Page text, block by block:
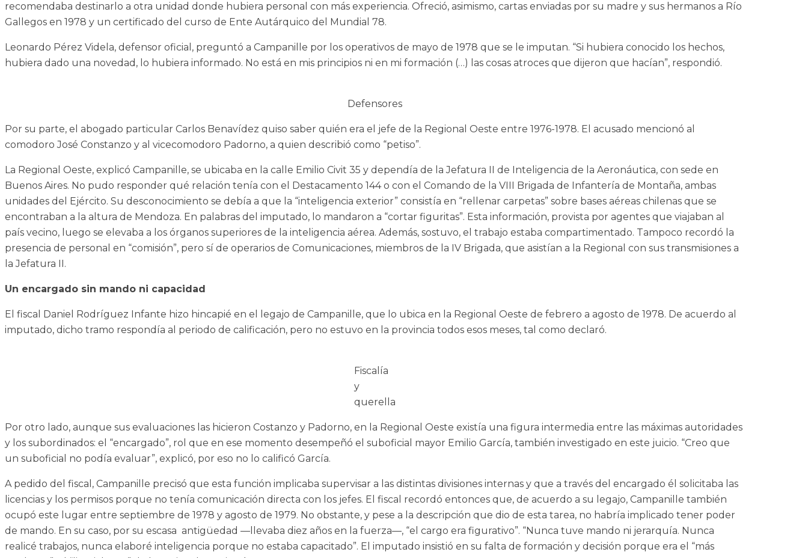
recomendaba destinarlo a otra unidad donde hubiera personal con más experiencia. Ofreció, asimismo, cartas enviadas por su madre y sus hermanos a Río
Gallegos en 1978 y un certificado del curso de Ente Autárquico del Mundial 78.
Leonardo Pérez Videla, defensor oficial, preguntó a Campanille por los operativos de mayo de 1978 que se le imputan. “Si hubiera conocido los hechos,
hubiera dado una novedad, lo hubiera informado. No está en mis principios ni en mi formación (…) las cosas atroces que dijeron que hacían”, respondió.
Defensores
Por su parte, el abogado particular Carlos Benavídez quiso saber quién era el jefe de la Regional Oeste entre 1976-1978. El acusado mencionó al
comodoro José Constanzo y al vicecomodoro Padorno, a quien describió como “petiso”.
La Regional Oeste, explicó Campanille, se ubicaba en la calle Emilio Civit 35 y dependía de la Jefatura II de Inteligencia de la Aeronáutica, con sede en
Buenos Aires. No pudo responder qué relación tenía con el Destacamento 144 o con el Comando de la VIII Brigada de Infantería de Montaña, ambas
unidades del Ejército. Su desconocimiento se debía a que la “inteligencia exterior” consistía en “rellenar carpetas” sobre bases aéreas chilenas que se
encontraban a la altura de Mendoza. En palabras del imputado, lo mandaron a “cortar figuritas”. Esta información, provista por agentes que viajaban al
país vecino, luego se elevaba a los órganos superiores de la inteligencia aérea. Además, sostuvo, el trabajo estaba compartimentado. Tampoco recordó la
presencia de personal en “comisión”, pero sí de operarios de Comunicaciones, miembros de la IV Brigada, que asistían a la Regional con sus transmisiones a
la Jefatura II.
Un encargado sin mando ni capacidad
El fiscal Daniel Rodríguez Infante hizo hincapié en el legajo de Campanille, que lo ubica en la Regional Oeste de febrero a agosto de 1978. De acuerdo al
imputado, dicho tramo respondía al periodo de calificación, pero no estuvo en la provincia todos esos meses, tal como declaró.
Fiscalía
y
querella
Por otro lado, aunque sus evaluaciones las hicieron Costanzo y Padorno, en la Regional Oeste existía una figura intermedia entre las máximas autoridades
y los subordinados: el “encargado”, rol que en ese momento desempeñó el suboficial mayor Emilio García, también investigado en este juicio. “Creo que
un suboficial no podía evaluar”, explicó, por eso no lo calificó García.
A pedido del fiscal, Campanille precisó que esta función implicaba supervisar a las distintas divisiones internas y que a través del encargado él solicitaba las
licencias y los permisos porque no tenía comunicación directa con los jefes. El fiscal recordó entonces que, de acuerdo a su legajo, Campanille también
ocupó este lugar entre septiembre de 1978 y agosto de 1979. No obstante, y pese a la descripción que dio de esta tarea, no habría implicado tener poder
de mando. En su caso, por su escasa antigüedad —llevaba diez años en la fuerza—, “el cargo era figurativo”. “Nunca tuve mando ni jerarquía. Nunca
realicé trabajos, nunca elaboré inteligencia porque no estaba capacitado”. El imputado insistió en su falta de formación y decisión porque era el “más